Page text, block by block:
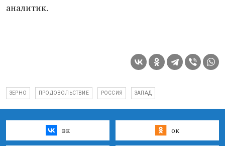
аналитик.
ЗЕРНО ПРОДОВОЛЬСТВИЕ РОССИЯ ЗАПАД
вк ок